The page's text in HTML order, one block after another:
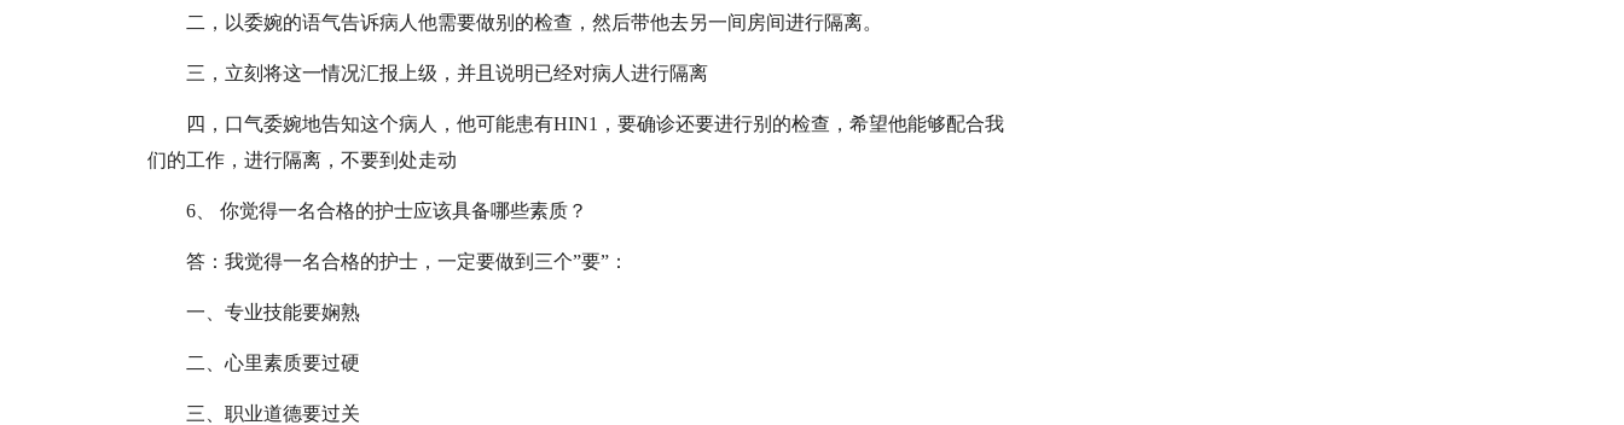
二，以委婉的语气告诉病人他需要做别的检查，然后带他去另一间房间进行隔离。
三，立刻将这一情况汇报上级，并且说明已经对病人进行隔离
四，口气委婉地告知这个病人，他可能患有HIN1，要确诊还要进行别的检查，希望他能够配合我
们的工作，进行隔离，不要到处走动
6、 你觉得一名合格的护士应该具备哪些素质？
答：我觉得一名合格的护士，一定要做到三个”要”：
一、专业技能要娴熟
二、心里素质要过硬
三、职业道德要过关